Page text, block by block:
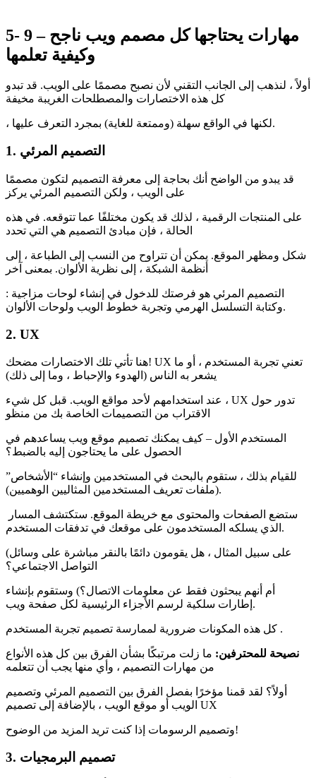
5- 9 مهارات يحتاجها كل مصمم ويب ناجح –
وكيفية تعلمها
أولاً ، لنذهب إلى الجانب التقني لأن نصبح مصممًا على الويب. قد تبدو
كل هذه الاختصارات والمصطلحات الغريبة مخيفة
، لكنها في الواقع سهلة (وممتعة للغاية) بمجرد التعرف عليها.
1. التصميم المرئي
قد يبدو من الواضح أنك بحاجة إلى معرفة التصميم لتكون مصممًا
على الويب ، ولكن التصميم المرئي يركز
على المنتجات الرقمية ، لذلك قد يكون مختلفًا عما تتوقعه. في هذه
الحالة ، فإن مبادئ التصميم هي التي تحدد
شكل ومظهر الموقع. يمكن أن تتراوح من النسب إلى الطباعة ، إلى
أنظمة الشبكة ، إلى نظرية الألوان. بمعنى آخر
: التصميم المرئي هو فرصتك للدخول في إنشاء لوحات مزاجية
وكتابة التسلسل الهرمي وتجربة خطوط الويب ولوحات الألوان.
2. UX
هنا تأتي تلك الاختصارات مضحك! UX تعني تجربة المستخدم ، أو ما
يشعر به الناس (الهدوء والإحباط ، وما إلى ذلك)
عند استخدامهم لأحد مواقع الويب. قبل كل شيء ، UX تدور حول
الاقتراب من التصميمات الخاصة بك من منظو
المستخدم الأول – كيف يمكنك تصميم موقع ويب يساعدهم في
الحصول على ما يحتاجون إليه بالضبط؟
للقيام بذلك ، ستقوم بالبحث في المستخدمين وإنشاء “الأشخاص”
(ملفات تعريف المستخدمين المثاليين الوهميين).
الذي يسلكه المستخدمون على موقعك في تدفقات المستخدم.
(على سبيل المثال ، هل يقومون دائمًا بالنقر مباشرة على وسائل
التواصل الاجتماعي؟
أم أنهم يبحثون فقط عن معلومات الاتصال؟) وستقوم بإنشاء
إطارات سلكية لرسم الأجزاء الرئيسية لكل صفحة ويب.
كل هذه المكونات ضرورية لممارسة تصميم تجربة المستخدم .
نصيحة للمحترفين: ما زلت مرتبكًا بشأن الفرق بين كل هذه الأنواع
من مهارات التصميم ، وأي منها يجب أن تتعلمه
أولاً؟ لقد قمنا مؤخرًا بفصل الفرق بين التصميم المرئي وتصميم
الويب أو موقع الويب ، بالإضافة إلى تصميم UX
وتصميم الرسومات إذا كنت تريد المزيد من الوضوح!
3. تصميم البرمجيات